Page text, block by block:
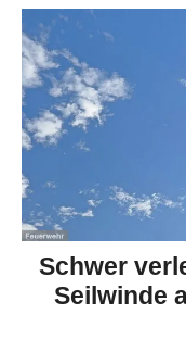
Schwer
Seilwinde